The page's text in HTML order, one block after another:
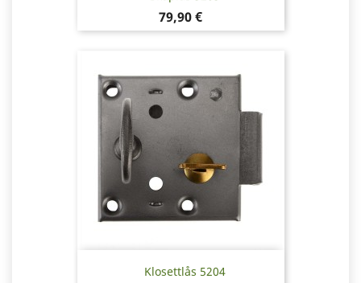
Pris
79,90 €
Klosettlås 5204